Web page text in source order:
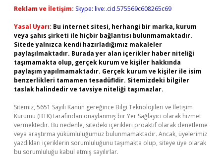
Reklam ve İletişim: Skype: live:.cid.575569c608265c69
Yasal Uyarı: Bu internet sitesi, herhangi bir marka, kurum
veya şahıs şirketi ile hiçbir bağlantısı bulunmamaktadır.
Sitede yalnızca kendi hazırladığımız makaleler
paylaşılmaktadır. Burada yer alan içerikler haber niteliği
taşımamakta olup, gerçek kurum ve kişiler hakkında
paylaşım yapılmamaktadır. Gerçek kurum ve kişiler ile isim
benzerlikleri tamamen tesadüfidir. Sitemizdeki bilgiler
taslak halindedir ve tavsiye niteliği taşımazlar.
Sitemiz, 5651 Sayılı Kanun gereğince Bilgi Teknolojileri ve İletişim
Kurumu (BTK) tarafından onaylanmış bir Yer Sağlayıcı olarak hizmet
vermektedir. Bu nedenle, sitedeki içerikleri proaktif olarak denetleme
veya araştırma yükümlülüğümüz bulunmamaktadır. Ancak, üyelerimiz
yazdıkları içeriklerin sorumluluğunu taşımakta olup, siteye üye olarak
bu sorumluluğu kabul etmiş sayılırlar.